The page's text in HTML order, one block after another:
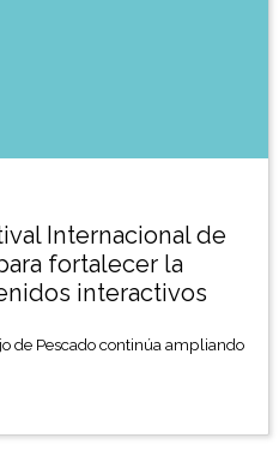
Internacional de
fortalecer la
interactivos
de Pescado continúa ampliando